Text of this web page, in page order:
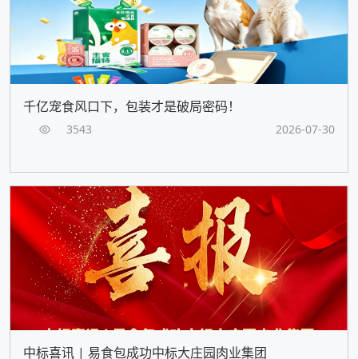
千亿宠食风口下，包装才是破局密码！
3543 2026-07-30
中标喜讯 | 易食包成功中标大庄园肉业集团